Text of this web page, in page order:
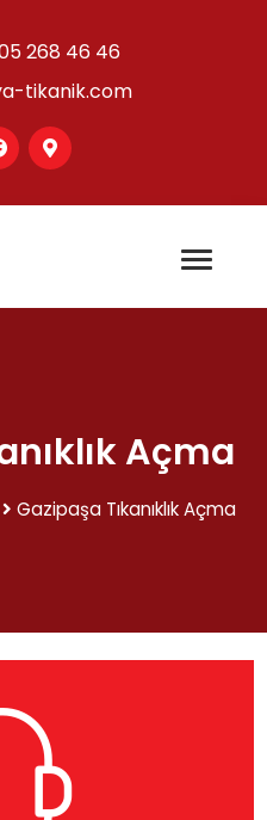
268 46 46
tikanik.com
Açma
Gazipaşa Tıkanıklık Açma